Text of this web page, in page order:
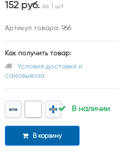
152 руб. за 1 шт
Артикул товара: 966
Как получить товар:
Условия доставки и
самовывоза
В наличии
В корзину